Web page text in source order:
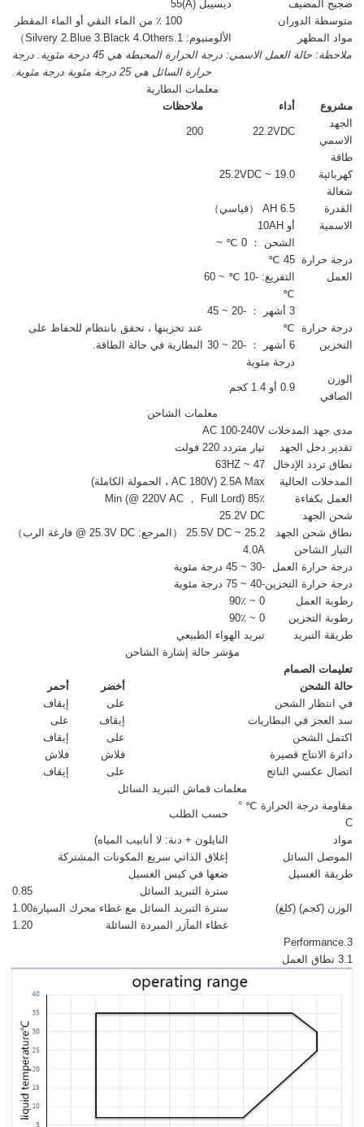
ضجيج المضيف ديسيبل (A)
55
متوسطة الدوران
100 ٪ من الماء النقي أو الماء المقطر
مواد المظهر
الألومنيوم: 1.Silvery 2.Blue 3.Black 4.Others）
ملاحظة: حالة العمل الاسمي: درجة الحرارة المحيطة هي 45 درجة مئوية. درجة
حرارة السائل هي 25 درجة مئوية درجة مئوية.
معلمات البطارية
مشروع
أداء
ملاحظات
الجهد
الاسمي
22.2VDC
200
طاقة
كهربائية
شغالة
19.0 ~ 25.2VDC
القدرة
الاسمية
6.5 AH （قياسي）
أو 10AH
درجة حرارة
العمل
الشحن ： 0 ℃ ~
45 ℃
التفريغ: -10 ℃ ~ 60
℃
درجة حرارة
التخزين
3 أشهر ： -20 ~ 45
℃
عند تخزينها ، تحقق بانتظام للحفاظ على
البطارية في حالة الطاقة.
6 أشهر ： -20 ~ 30
درجة مئوية
الوزن
الصافي
0.9 أو 1.4 كجم
معلمات الشاحن
مدى جهد المدخلات AC 100-240V
تقدير دخل الجهد
تيار متردد 220 فولت
نطاق تردد الإدخال
47 ~ 63HZ
المدخلات الحالية
2.5A Max (AC 180V ، الحمولة الكاملة)
العمل بكفاءة
85٪ Min (@ 220V AC ， Full Lord)
شحن الجهد
25.2V DC
نطاق شحن الجهد
25.2 ~ 25.5V DC （المرجع: 25.3V DC @ فارغة الرب）
التيار الشاحن
4.0A
درجة حرارة العمل
-30 ~ 45 درجة مئوية
درجة حرارة التخزين-40 ~ 75 درجة مئوية
رطوبة العمل
0 ~ 90٪
رطوبة التخزين
0 ~ 90٪
طريقة التبريد
تبريد الهواء الطبيعي
مؤشر حالة إشارة الشاحن
تعليمات الصمام
حالة الشحن
أخضر
أحمر
في انتظار الشحن
على
إيقاف
سد العجز في البطاريات
إيقاف
على
اكتمل الشحن
على
إيقاف
دائرة الانتاج قصيرة
فلاش
فلاش
اتصال عكسي الناتج
على
إيقاف
معلمات قماش التبريد السائل
مقاومة درجة الحرارة ℃ °
C
حسب الطلب
مواد
النايلون + دنة: لا أنابيب المياه)
الموصل السائل
إغلاق الذاتي سريع المكونات المشتركة
طريقة الغسيل
ضعها في كيس الغسيل
الوزن (كجم) (كلغ)
سترة التبريد السائل
0.85
سترة التبريد السائل مع غطاء محرك السيارة1.00
غطاء المآزر المبردة السائلة
1.20
3.Performance
3.1 نطاق العمل